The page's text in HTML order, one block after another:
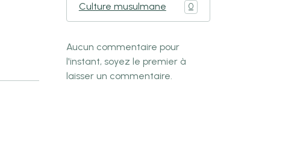
Culture musulmane 0
Aucun commentaire pour
l'instant, soyez le premier à
laisser un commentaire.